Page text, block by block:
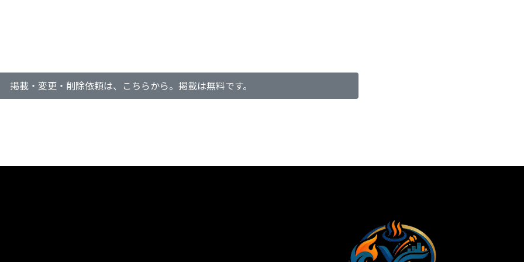
掲載・変更・削除依頼は、こちらから。掲載は無料です。